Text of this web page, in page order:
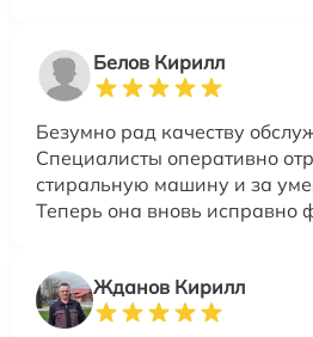
Белов Кирилл
Безумно рад качеству
Специалисты оперативно
стиральную машину и за
Теперь она вновь исправно
Жданов Кирилл